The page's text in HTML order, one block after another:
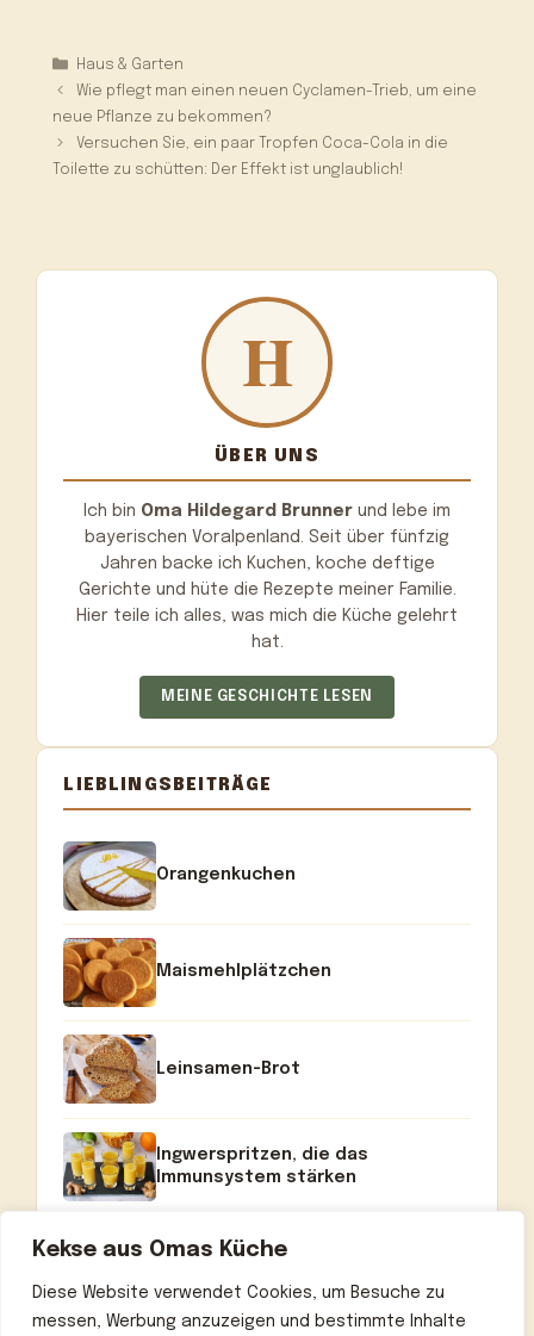
Kekse aus Omas Küche
Diese Website verwendet Cookies, um Besuche zu
messen, Werbung anzuzeigen und bestimmte Inhalte
Kategorien
Haus & Garten
Wie pflegt man einen neuen Cyclamen-Trieb, um eine
neue Pflanze zu bekommen?
Versuchen Sie, ein paar Tropfen Coca-Cola in die
Toilette zu schütten: Der Effekt ist unglaublich!
ÜBER UNS
Ich bin Oma Hildegard Brunner und lebe im
bayerischen Voralpenland. Seit über fünfzig
Jahren backe ich Kuchen, koche deftige
Gerichte und hüte die Rezepte meiner Familie.
Hier teile ich alles, was mich die Küche gelehrt
hat.
MEINE GESCHICHTE LESEN
LIEBLINGSBEITRÄGE
Orangenkuchen
Maismehlplätzchen
Leinsamen-Brot
Ingwerspritzen, die das
Immunsystem stärken